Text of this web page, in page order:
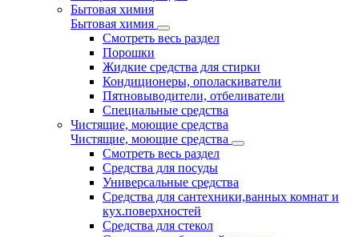
Бытовая химия
Бытовая химия
Смотреть весь раздел
Порошки
Жидкие средства для стирки
Кондиционеры, ополаскиватели
Пятновыводители, отбеливатели
Специальные средства
Чистящие, моющие средства
Чистящие, моющие средства
Смотреть весь раздел
Средства для посуды
Универсальные средства
Средства для сантехники,ванных комнат и
кух.поверхностей
Средства для стекол